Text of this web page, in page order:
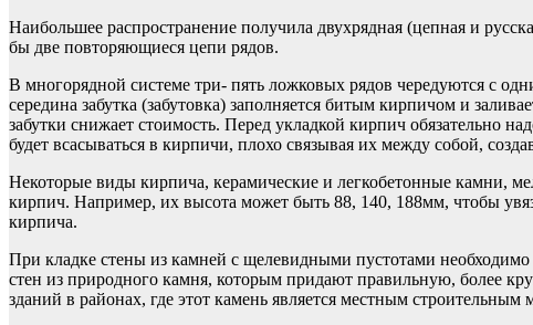
Наибольшее распространение получила двухрядная (цепная и
бы две повторяющиеся цепи рядов.
В многорядной системе три- пять ложковых рядов чередуются с
середина забутка (забутовка) заполняется битым кирпичом и
забутки снижает стоимость. Перед укладкой кирпич обязательно
будет всасываться в кирпичи, плохо связывая их между собой,
Некоторые виды кирпича, керамические и легкобетонные камни,
кирпич. Например, их высота может быть 88, 140, 188мм, чтобы
кирпича.
При кладке стены из камней с щелевидными пустотами необходимо
стен из природного камня, которым придают правильную, более
зданий в районах, где этот камень является местным строительным